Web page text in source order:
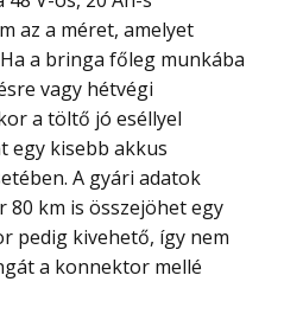
az a méret, amelyet
a bringa főleg munkába
vagy hétvégi
a töltő jó eséllyel
egy kisebb akkus
A gyári adatok
km is összejöhet egy
pedig kivehető, így nem
a konnektor mellé